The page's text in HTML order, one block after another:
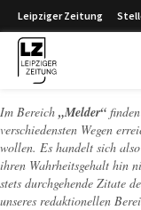
Leipziger Zeitung
Im Bereich „Melder“
verschiedensten Wegen
wollen. Es handelt sich
ihren Wahrheitsgehalt hin
stets durchgehende Zitate
unseres redaktionellen